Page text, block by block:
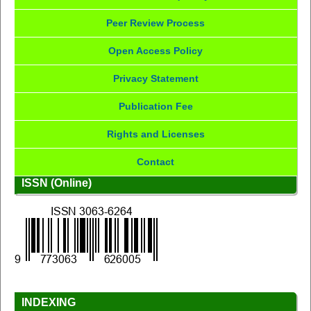
Peer Review Process
Open Access Policy
Privacy Statement
Publication Fee
Rights and Licenses
Contact
ISSN (Online)
INDEXING